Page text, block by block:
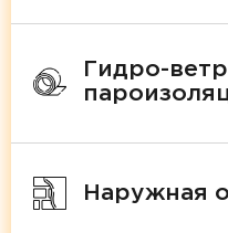
Гидро-
Наружная